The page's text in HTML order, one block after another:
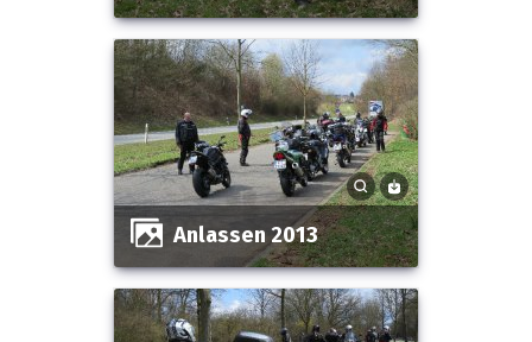
Anlassen 2013